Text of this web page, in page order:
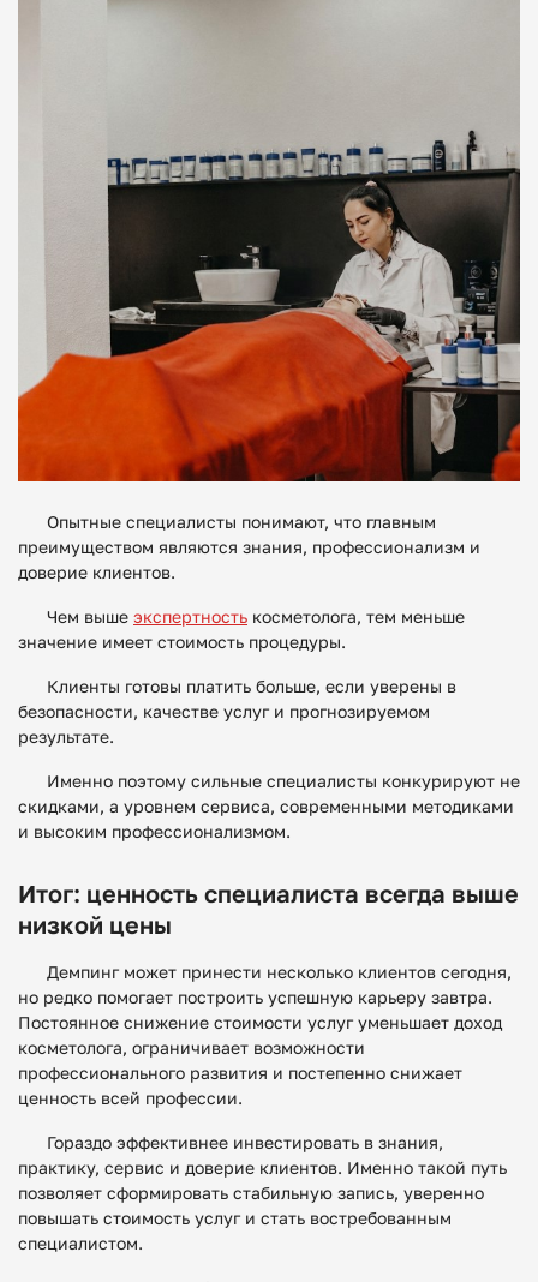
Опытные специалисты понимают, что главным
преимуществом являются знания, профессионализм и
доверие клиентов.
Чем выше экспертность косметолога, тем меньше
значение имеет стоимость процедуры.
Клиенты готовы платить больше, если уверены в
безопасности, качестве услуг и прогнозируемом
результате.
Именно поэтому сильные специалисты конкурируют не
скидками, а уровнем сервиса, современными методиками
и высоким профессионализмом.
Итог: ценность специалиста всегда выше
низкой цены
Демпинг может принести несколько клиентов сегодня,
но редко помогает построить успешную карьеру завтра.
Постоянное снижение стоимости услуг уменьшает доход
косметолога, ограничивает возможности
профессионального развития и постепенно снижает
ценность всей профессии.
Гораздо эффективнее инвестировать в знания,
практику, сервис и доверие клиентов. Именно такой путь
позволяет сформировать стабильную запись, уверенно
повышать стоимость услуг и стать востребованным
специалистом.